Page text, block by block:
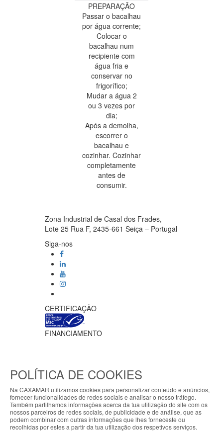
PREPARAÇÃO
Passar o bacalhau
por água corrente;
Colocar o
bacalhau num
recipiente com
água fria e
conservar no
frigorífico;
Mudar a água 2
ou 3 vezes por
dia;
Após a demolha,
escorrer o
bacalhau e
cozinhar. Cozinhar
completamente
antes de
consumir.
Zona Industrial de Casal dos Frades,
Lote 25 Rua F, 2435-661 Seiça – Portugal
Siga-nos
CERTIFICAÇÃO
FINANCIAMENTO
Ficha do projeto PRR-C10-i02-M-
000218 / Vídeo Apoio MAR2030
Meios de pagamento
ABOUT THE COOKIES
My7stores handles information about your visit
POLÍTICA DE COOKIES
Na CAXAMAR utilizamos cookies para personalizar conteúdo e anúncios,
fornecer funcionalidades de redes sociais e analisar o nosso tráfego.
Também partilhamos informações acerca da tua utilização do site com os
nossos parceiros de redes sociais, de publicidade e de análise, que as
podem combinar com outras informações que lhes forneceste ou
recolhidas por estes a partir da tua utilização dos respetivos serviços.